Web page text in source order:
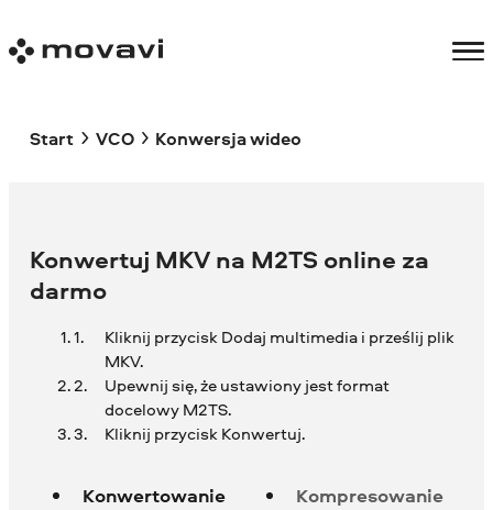
Start VCO Konwersja wideo
Konwertuj MKV na M2TS online za
darmo
Kliknij przycisk Dodaj multimedia i prześlij plik
MKV.
Upewnij się, że ustawiony jest format
docelowy M2TS.
Kliknij przycisk Konwertuj.
Konwertowanie Kompresowanie